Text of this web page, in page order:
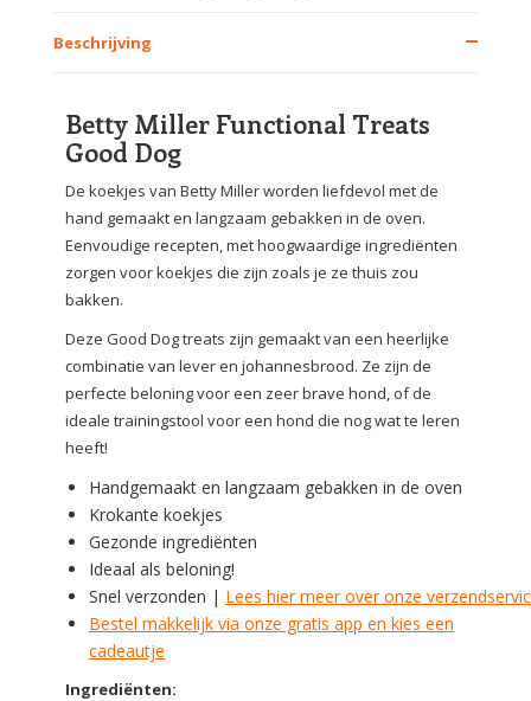
Beschrijving
Betty Miller Functional Treats
Good Dog
De koekjes van Betty Miller worden liefdevol met de
hand gemaakt en langzaam gebakken in de oven.
Eenvoudige recepten, met hoogwaardige ingrediënten
zorgen voor koekjes die zijn zoals je ze thuis zou
bakken.
Deze Good Dog treats zijn gemaakt van een heerlijke
combinatie van lever en johannesbrood. Ze zijn de
perfecte beloning voor een zeer brave hond, of de
ideale trainingstool voor een hond die nog wat te leren
heeft!
Handgemaakt en langzaam gebakken in de oven
Krokante koekjes
Gezonde ingrediënten
Ideaal als beloning!
Snel verzonden | Lees hier meer over onze
Bestel makkelijk via onze gratis app en kies een
cadeautje
Ingrediënten: